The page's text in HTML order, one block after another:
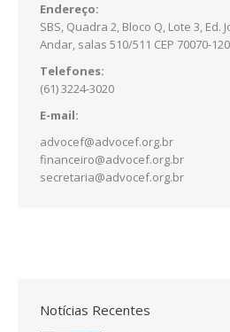
Endereço:
SBS, Quadra 2, Bloco Q, Lote 3, Ed.
Andar, salas 510/511 CEP 70070-120
Telefones:
(61) 3224-3020
E-mail:
advocef@advocef.org.br
financeiro@advocef.org.br
secretaria@advocef.org.br
Notícias Recentes